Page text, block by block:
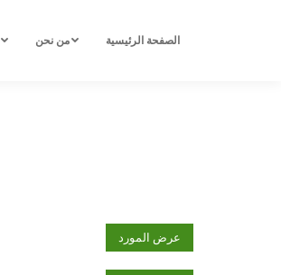
الصفحة الرئيسية من نحن
عرض المورد